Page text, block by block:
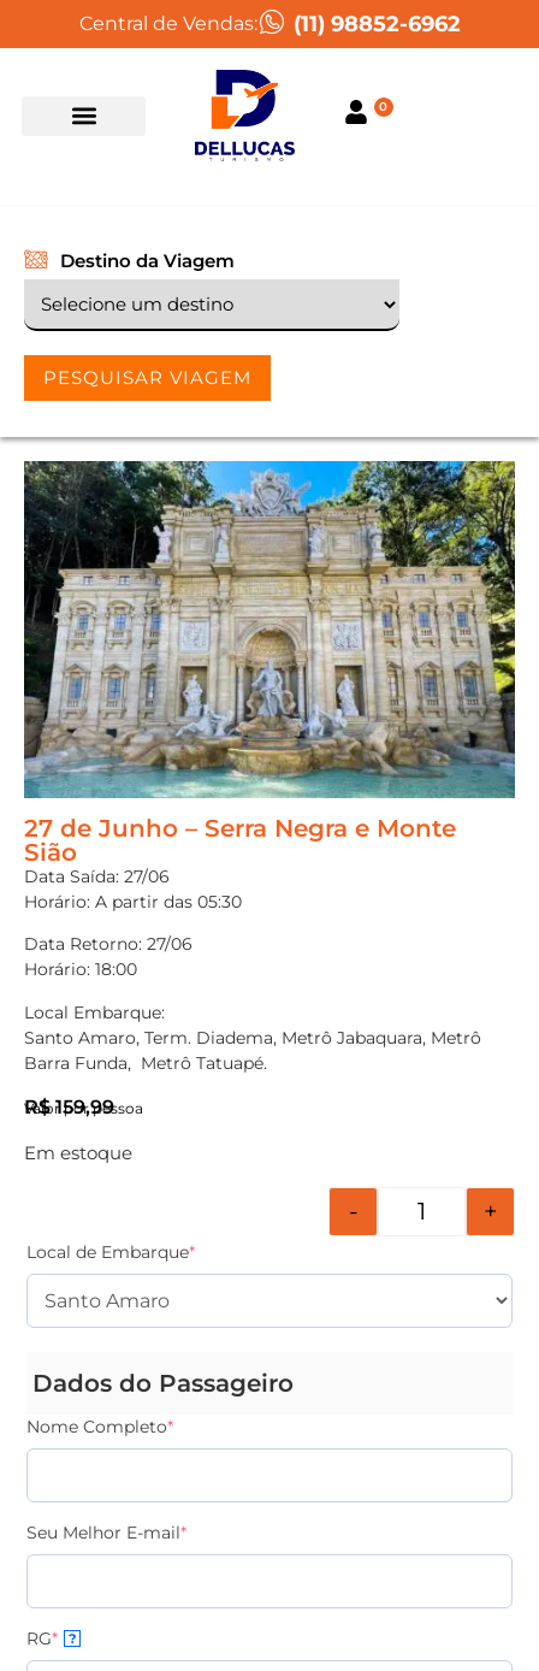
Central de Vendas: (11) 98852-6962
0
Destino da Viagem
PESQUISAR VIAGEM
27 de Junho – Serra Negra e Monte
Sião
Data Saída: 27/06
Horário: A partir das 05:30
Data Retorno: 27/06
Horário: 18:00
Local Embarque:
Santo Amaro, Term. Diadema, Metrô Jabaquara, Metrô
Barra Funda, Metrô Tatuapé.
R$159,99
Valor por pessoa
Em estoque
- +
Local de Embarque*
Dados do Passageiro
Nome Completo*
Seu Melhor E-mail*
RG* ?